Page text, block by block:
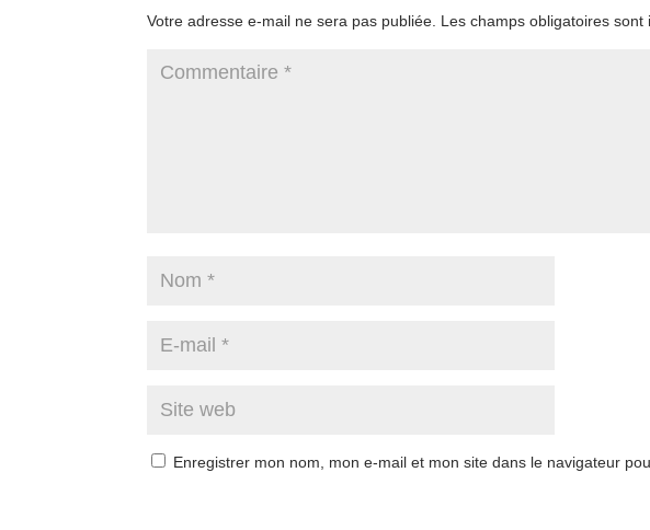
Votre adresse e-mail ne sera pas publiée. Les champs obligatoires
Enregistrer mon nom, mon e-mail et mon site dans le navigateur